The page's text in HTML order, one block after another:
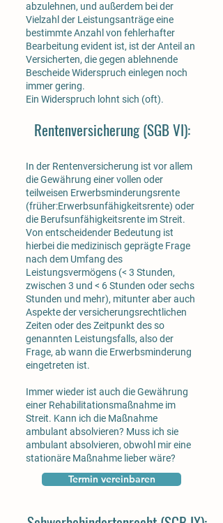
abzulehnen, und außerdem bei der
Vielzahl der Leistungsanträge eine
bestimmte Anzahl von fehlerhafter
Bearbeitung evident ist, ist der Anteil an
Versicherten, die gegen ablehnende
Bescheide Widerspruch einlegen noch
immer gering.
Ein Widerspruch lohnt sich (oft).
Rentenversicherung (SGB VI):
In der Rentenversicherung ist vor allem
die Gewährung einer vollen oder
teilweisen Erwerbsminderungsrente
(früher:Erwerbsunfähigkeitsrente) oder
die Berufsunfähigkeitsrente im Streit.
Von entscheidender Bedeutung ist
hierbei die medizinisch geprägte Frage
nach dem Umfang des
Leistungsvermögens (< 3 Stunden,
zwischen 3 und < 6 Stunden oder sechs
Stunden und mehr), mitunter aber auch
Aspekte der versicherungsrechtlichen
Zeiten oder des Zeitpunkt des so
genannten Leistungsfalls, also der
Frage, ab wann die Erwerbsminderung
eingetreten ist.
Immer wieder ist auch die Gewährung
einer Rehabilitationsmaßnahme im
Streit. Kann ich die Maßnahme
ambulant absolvieren? Muss ich sie
ambulant absolvieren, obwohl mir eine
stationäre Maßnahme lieber wäre?
Termin vereinbaren